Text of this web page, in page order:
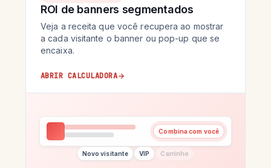
ROI de banners segmentados
Veja a receita que você recupera ao mostrar
a cada visitante o banner ou pop-up que se
encaixa.
ABRIR CALCULADORA
Combina com você
Novo visitante VIP Carrinho